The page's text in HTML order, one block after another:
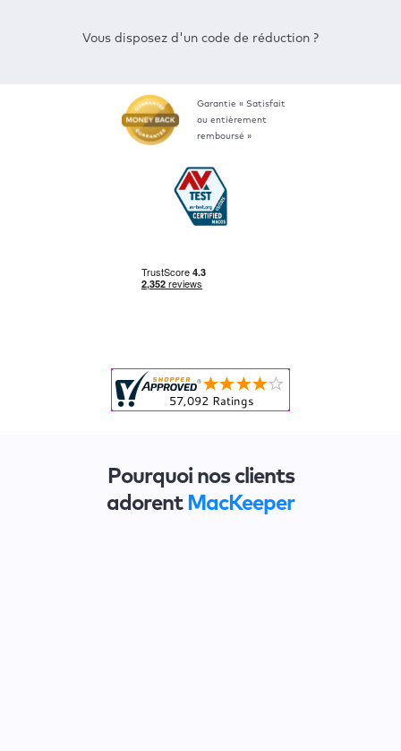
Vous disposez d'un code de réduction ?
Garantie « Satisfait
ou entièrement
remboursé »
Pourquoi nos clients
adorent MacKeeper